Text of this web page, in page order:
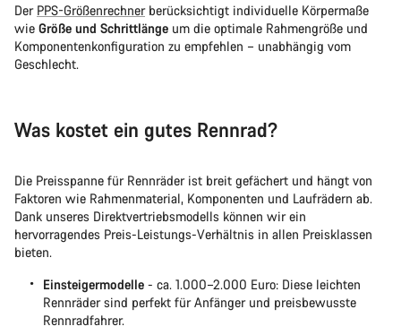
Der PPS-Größenrechnerberücksichtigt individuelle Körpermaße
wie Größe und Schrittlänge um die optimale Rahmengröße und
Komponentenkonfiguration zu empfehlen – unabhängig vom
Geschlecht.
Was kostet ein gutes Rennrad?
Die Preisspanne für Rennräder ist breit gefächert und hängt von
Faktoren wie Rahmenmaterial, Komponenten und Laufrädern ab.
Dank unseres Direktvertriebsmodells können wir ein
hervorragendes Preis-Leistungs-Verhältnis in allen Preisklassen
bieten.
Einsteigermodelle - ca. 1.000–2.000 Euro: Diese leichten
Rennräder sind perfekt für Anfänger und preisbewusste
Rennradfahrer.